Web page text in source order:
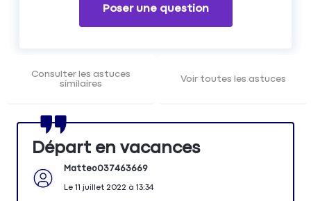
Poser une question
Consulter les astuces
similaires
Voir toutes les astuces
Départ en vacances
Matteo037463669
Le 11 juillet 2022à 13:34